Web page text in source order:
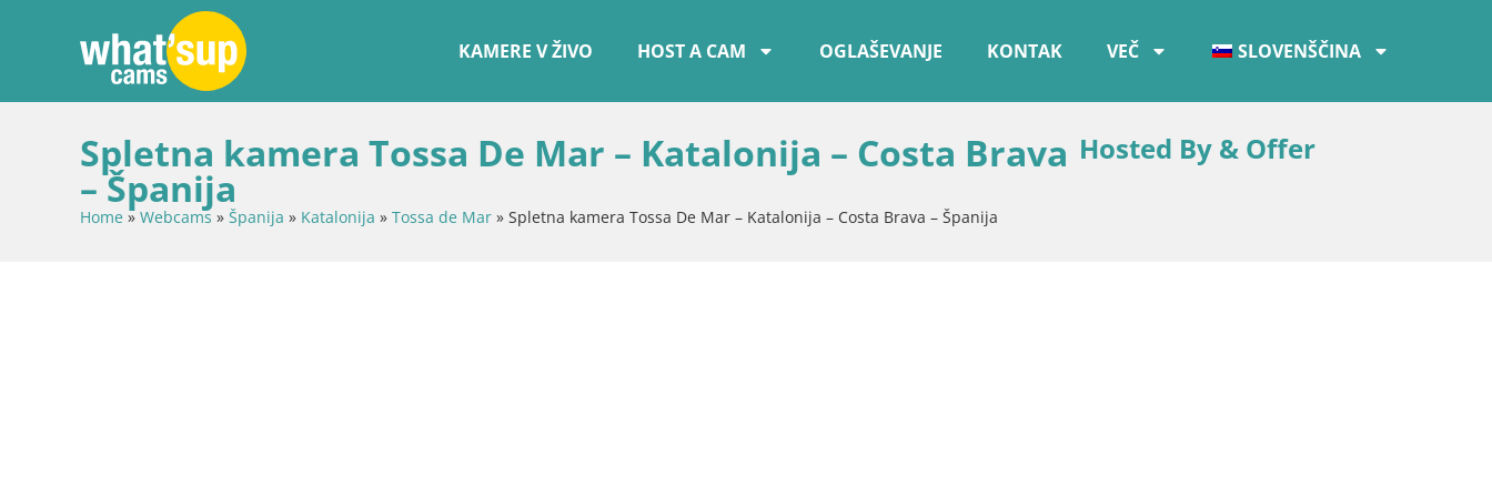
KAMERE V ŽIVO HOST A CAM OGLAŠEVANJE KONTAK VEČ SLOVENŠČINA
Spletna kamera Tossa De Mar – Katalonija – Costa Brava
– Španija
Home » Webcams » Španija » Katalonija » Tossa de Mar » Spletna kamera Tossa De Mar – Katalonija – Costa Brava – Španija
Hosted By & Offer